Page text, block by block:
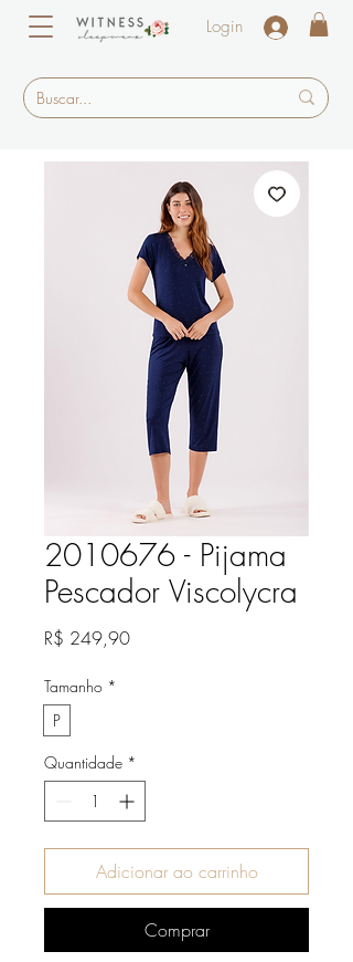
Login
2010676 - Pijama
Pescador Viscolycra
R$ 249,90Preço
Tamanho *
P
Quantidade *
Adicionar ao carrinho
Comprar